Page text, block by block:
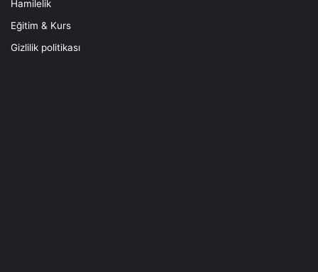
Hamilelik
Eğitim & Kurs
Gizlilik politikası